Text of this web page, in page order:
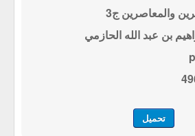
القرآن الكريم
سياسة الموقع
والمعاصرين ج3
بن عبد الله الحازمي
تحميل